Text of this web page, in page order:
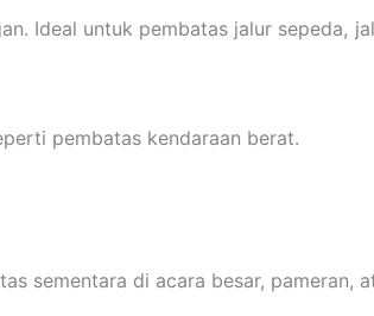
Ideal untuk pembatas jalur sepeda,
pembatas kendaraan berat.
sementara di acara besar, pameran,